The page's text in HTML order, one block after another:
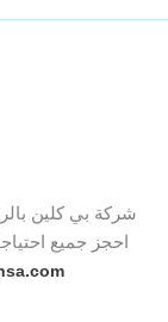
شركة بي كلين
احجز جميع